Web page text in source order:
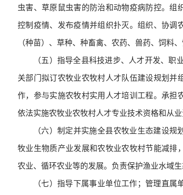
虫害、草原鼠虫害的防治和动物疫病防控。组
控制疫情、发布疫情并组织扑灭。组织、协调
（种苗）、草种、种畜禽、农药、兽药、饲料
（五）指导全县科技进步、人才开发、
关部门拟订农牧业农牧村人才队伍建设规划并
作，参与实施农牧村实用人才培训工程。承担
依法实施农牧业农牧村人才专业技术资格和从业
（六）制定并实施全县农牧业生态建设
牧业生物质产业发展和农牧业农牧村节能减排
农业、循环农业等的发展。负责保护渔业水域生
（七）指导下属事业单位工作；管理直